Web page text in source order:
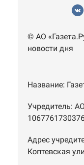
© АО
новости дня
Название:
Учредитель:
Адрес
Коптевская